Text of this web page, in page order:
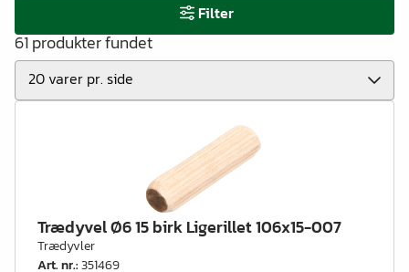
Filter
61 produkter fundet
Trædyvel Ø6 15 birk Ligerillet 106x15-007
Trædyvler
Art. nr.:351469